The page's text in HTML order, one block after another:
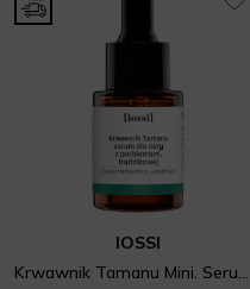
IOSSI
Krwawnik Tamanu Mini. Serum dla cery z problemami i trądzikowej